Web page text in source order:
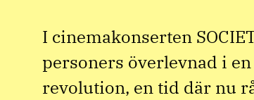
I cinemakonserten
personers överlevnad i
revolution, en tid där nu